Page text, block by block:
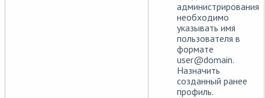
администрирования
необходимо
указывать имя
пользователя в
формате
user@domain.
Назначить
созданный ранее
профиль.